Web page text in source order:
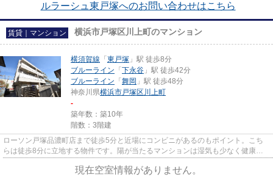
ルラーシュ東戸塚へのお問い合わせはこちら
賃貸｜マンション 横浜市戸塚区川上町のマンション
横須賀線 「 東戸塚 」駅 徒歩8分
ブルーライン 「 下永谷 」駅 徒歩42分
ブルーライン 「 舞岡 」駅 徒歩48分
神奈川県横浜市戸塚区 川上町
-
築年数：築10年
階数：3階建
ローソン戸塚品濃町店まで徒歩5分と近場にコンビニがあるのもポイント。こち
らは徒歩8分に立地する物件です。陽が当たるマンションは湿気も少なく健康な
現在空室情報がありません。